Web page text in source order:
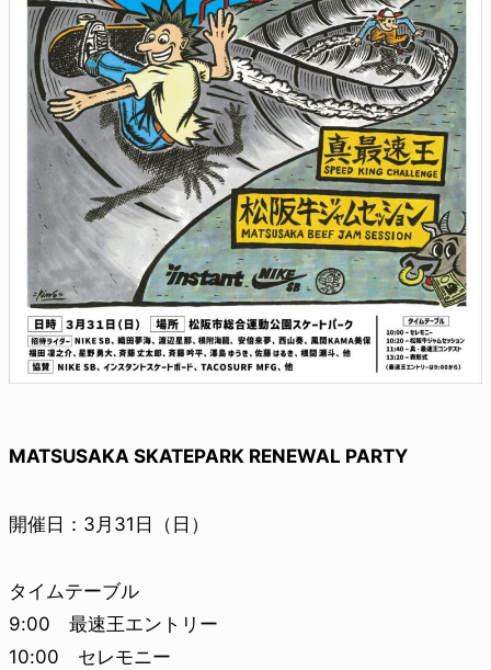
MATSUSAKA SKATEPARK RENEWAL PARTY
開催日：3月31日（日）
タイムテーブル
9:00 最速王エントリー
10:00 セレモニー